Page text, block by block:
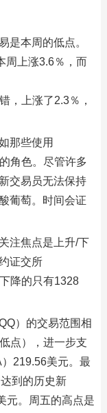
是本周的低点。
周上涨3.6％，而
，上涨了2.3％，
那些使用
角色。尽管许多
交易员无法保持
葡萄。时间会证
注焦点是上升/下
证交所
降的只有1328
）的交易范围相
点），进一步支
219.56美元。最
到的历史新
元。周五的高点是